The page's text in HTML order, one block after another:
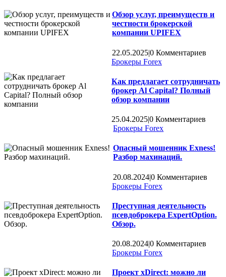
Обзор услуг, преимуществ и
честности брокерской
компании UPIFEX
22.05.2025|0 Комментариев
Брокеры Forex
Как предлагает сотрудничать
брокер Al Capital? Полный
обзор компании
25.04.2025|0 Комментариев
Брокеры Forex
Опасный мошенник Exness!
Разбор махинаций.
20.08.2024|0 Комментариев
Брокеры Forex
Преступная деятельность
псевдоброкера ExpertOption.
Обзор.
20.08.2024|0 Комментариев
Брокеры Forex
Проект xDirect: можно ли